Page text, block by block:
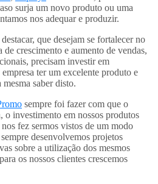
surja um novo produto ou uma
nos adequar e produzir.
que desejam se fortalecer no
de crescimento e aumento de vendas,
precisam investir em
ter um excelente produto e
saber disto.
sempre foi fazer com que o
o investimento em nossos produtos
fez sermos vistos de um modo
desenvolvemos projetos
sobre a utilização dos mesmos
os nossos clientes crescemos